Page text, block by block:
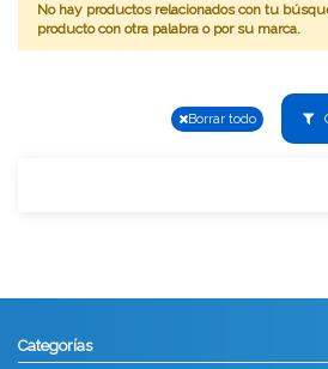
No hay productos relacionados con tu
producto con otra palabra o por su marca.
Borrar todo
Categorías